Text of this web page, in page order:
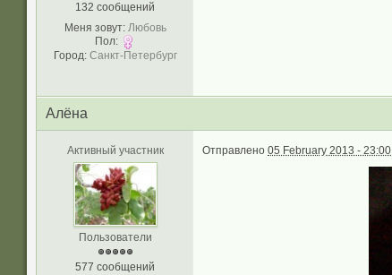
132 сообщений
Меня зовут: Любовь
Пол:
Город: Санкт-Петербург
Алёна
Активный участник
Пользователи
577 сообщений
Отправлено 05 February 2013 - 23:00